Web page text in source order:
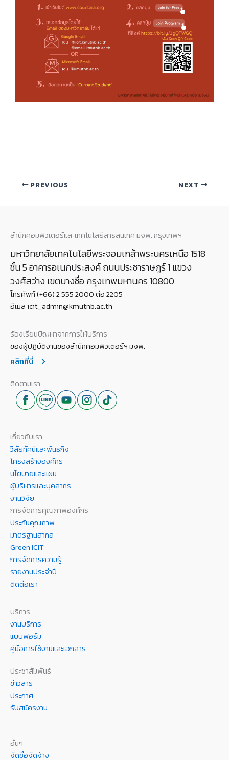
PREVIOUS NEXT
สำนักคอมพิวเตอร์และเทคโนโลยีสารสนเทศ มจพ. กรุงเทพฯ
มหาวิทยาลัยเทคโนโลยีพระจอมเกล้าพระนครเหนือ 1518
ชั้น 5 อาคารอเนกประสงค์ ถนนประชาราษฎร์ 1 แขวง
วงศ์สว่าง เขตบางซื่อ กรุงเทพมหานคร 10800
โทรศัพท์ (+66) 2 555 2000 ต่อ 2205
อีเมล icit_admin@kmutnb.ac.th
ร้องเรียนปัญหาจากการให้บริการ
ของผู้ปฏิบัติงานของสำนักคอมพิวเตอร์ฯ มจพ.
คลิกที่นี่
ติดตามเรา
เกี่ยวกับเรา
วิสัยทัศน์และพันธกิจ
โครงสร้างองค์กร
นโยบายและแผน
ผู้บริหารและบุคลากร
งานวิจัย
การจัดการคุณภาพองค์กร
ประกันคุณภาพ
มาตรฐานสากล
Green ICIT
การจัดการความรู้
รายงานประจำปี
ติดต่อเรา
บริการ
งานบริการ
แบบฟอร์ม
คู่มือการใช้งานและเอกสาร
ประชาสัมพันธ์
ข่าวสาร
ประกาศ
รับสมัครงาน
อื่นๆ
จัดซื้อจัดจ้าง